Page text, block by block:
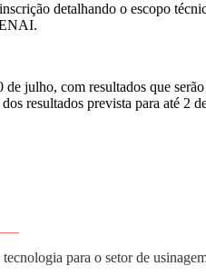
detalhando o escopo
julho, com resultados que
resultados prevista para até 2
para o setor de